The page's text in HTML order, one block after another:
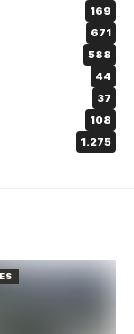
169
671
588
44
37
108
1.275